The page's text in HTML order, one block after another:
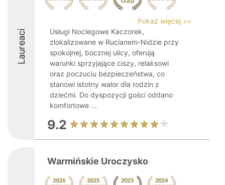
Laureaci
Pokaż więcej >>
Usługi Noclegowe Kaczorek,
zlokalizowane w Rucianem-Nidzie przy
spokojnej, bocznej ulicy, oferują
warunki sprzyjające ciszy, relaksowi
oraz poczuciu bezpieczeństwa, co
stanowi istotny walor dla rodzin z
dziećmi. Do dyspozycji gości oddano
komfortowe ...
9.2
Warmińskie Uroczysko